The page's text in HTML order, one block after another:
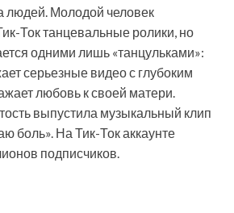
людей. Молодой человек
Ток танцевальные ролики, но
одними лишь «танцульками»:
серьезные видео с глубоким
любовь к своей матери.
выпустила музыкальный клип
боль». На Тик-Ток аккаунте
подписчиков.